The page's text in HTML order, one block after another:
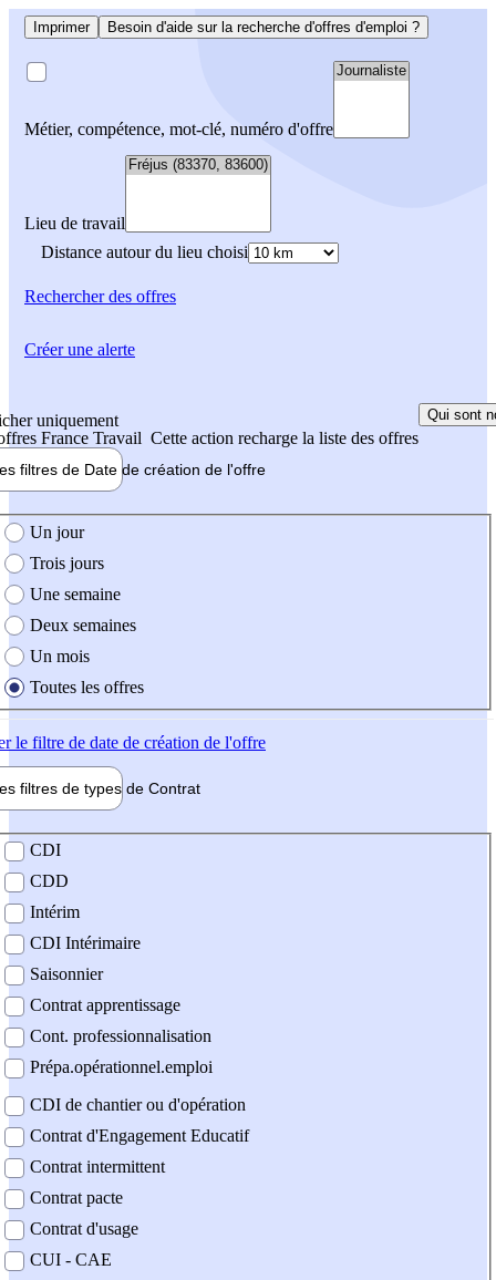
Imprimer Besoin d'aide sur la recherche d'offres d'emploi ?
Métier, compétence, mot-clé, numéro d'offre
Lieu de travail
Distance autour du lieu choisi
Rechercherdes offres
uniquement
France Travail Cette action recharge la liste des offres
Qui sont
filtres de Date de création de l'offre
création de l'offre
Un jour
Trois jours
Une semaine
Deux semaines
Un mois
Toutes les offres
le filtre de date de création de l'offre
filtres de types de Contrat
contrat
CDI
CDD
Intérim
CDI Intérimaire
Saisonnier
Contrat apprentissage
Cont. professionnalisation
Prépa.opérationnel.emploi
CDI de chantier ou d'opération
Contrat d'Engagement Educatif
Contrat intermittent
Contrat pacte
Contrat d'usage
CUI - CAE
Créer une alerte